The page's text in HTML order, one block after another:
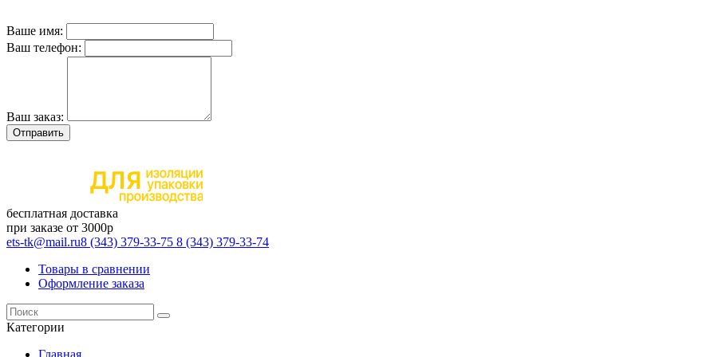
Ваше имя:
Ваш телефон:
Ваш заказ:
Отправить
бесплатная доставка
при заказе от 3000р
ets-tk@mail.ru8 (343) 379-33-75 8 (343) 379-33-74
Товары в сравнении
Оформление заказа
Категории
Главная